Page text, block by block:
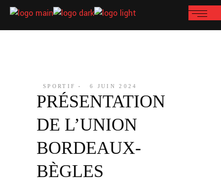
SPORTIF 6 JUIN 2024
PRÉSENTATION
DE L’UNION
BORDEAUX-
BÈGLES